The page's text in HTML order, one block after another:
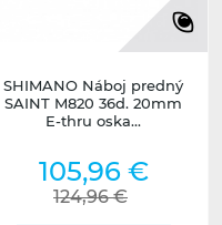
SHIMANO Náboj predný
SAINT M820 36d. 20mm
E-thru oska...
105,96 €
124,96 €